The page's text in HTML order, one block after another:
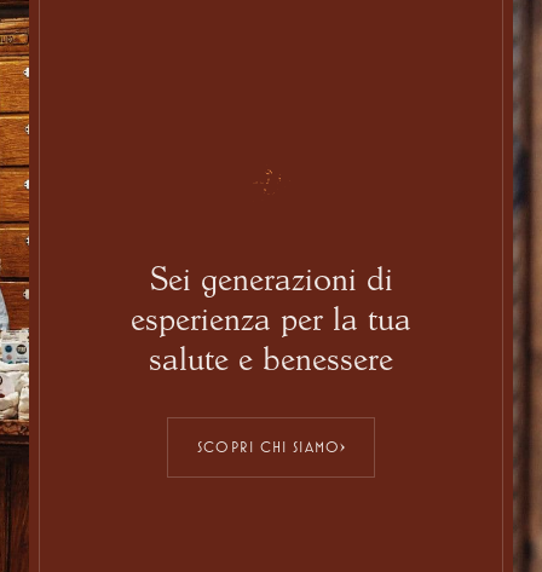
Sei generazioni di
esperienza per la tua
salute e benessere
SCOPRI CHI SIAMO